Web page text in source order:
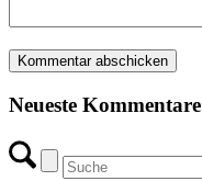
Neueste Kommentare